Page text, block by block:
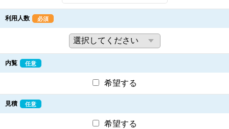
利用人数 必須
内覧 任意
希望する
見積 任意
希望する